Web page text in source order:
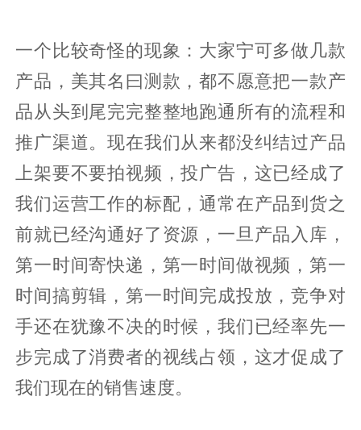
一个比较奇怪的现象：大家宁可多做几款
产品，美其名曰测款，都不愿意把一款产
品从头到尾完完整整地跑通所有的流程和
推广渠道。现在我们从来都没纠结过产品
上架要不要拍视频，投广告，这已经成了
我们运营工作的标配，通常在产品到货之
前就已经沟通好了资源，一旦产品入库，
第一时间寄快递，第一时间做视频，第一
时间搞剪辑，第一时间完成投放，竞争对
手还在犹豫不决的时候，我们已经率先一
步完成了消费者的视线占领，这才促成了
我们现在的销售速度。